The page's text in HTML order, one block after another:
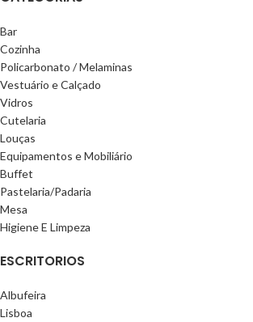
Bar
Cozinha
Policarbonato / Melaminas
Vestuário e Calçado
Vidros
Cutelaria
Louças
Equipamentos e Mobiliário
Buffet
Pastelaria/Padaria
Mesa
Higiene E Limpeza
ESCRITORIOS
Albufeira
Lisboa